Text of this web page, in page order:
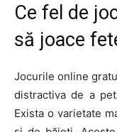
Ce fel de
să joace
Jocurile online
distractiva de a
Exista o varietate